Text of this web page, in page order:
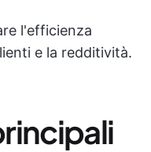
l'efficienza
e la redditività.